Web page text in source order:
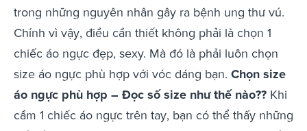
trong những nguyên nhân gây ra bệnh ung thư vú.
Chính vì vậy, điều cần thiết không phải là chọn 1
chiếc áo ngực đẹp, sexy. Mà đó là phải luôn chọn
size áo ngực phù hợp với vóc dáng bạn. Chọn size
áo ngực phù hợp – Đọc số size như thế nào?? Khi
cầm 1 chiếc áo ngực trên tay, bạn có thể thấy những